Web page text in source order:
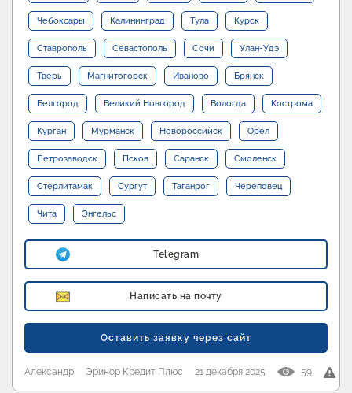
Чебоксары Калининград Тула Курск
Ставрополь Севастополь Сочи Улан-Удэ
Тверь Магнитогорск Иваново Брянск
Белгород Великий Новгород Вологда Кострома
Курган Мурманск Новороссийск Орел
Петрозаводск Псков Саранск Смоленск
Стерлитамак Сургут Таганрог Череповец
Чита Энгельс
Telegram
Написать на почту
Оставить заявку через сайт
Александр Эринор Кредит Плюс 21 декабря 2025 59